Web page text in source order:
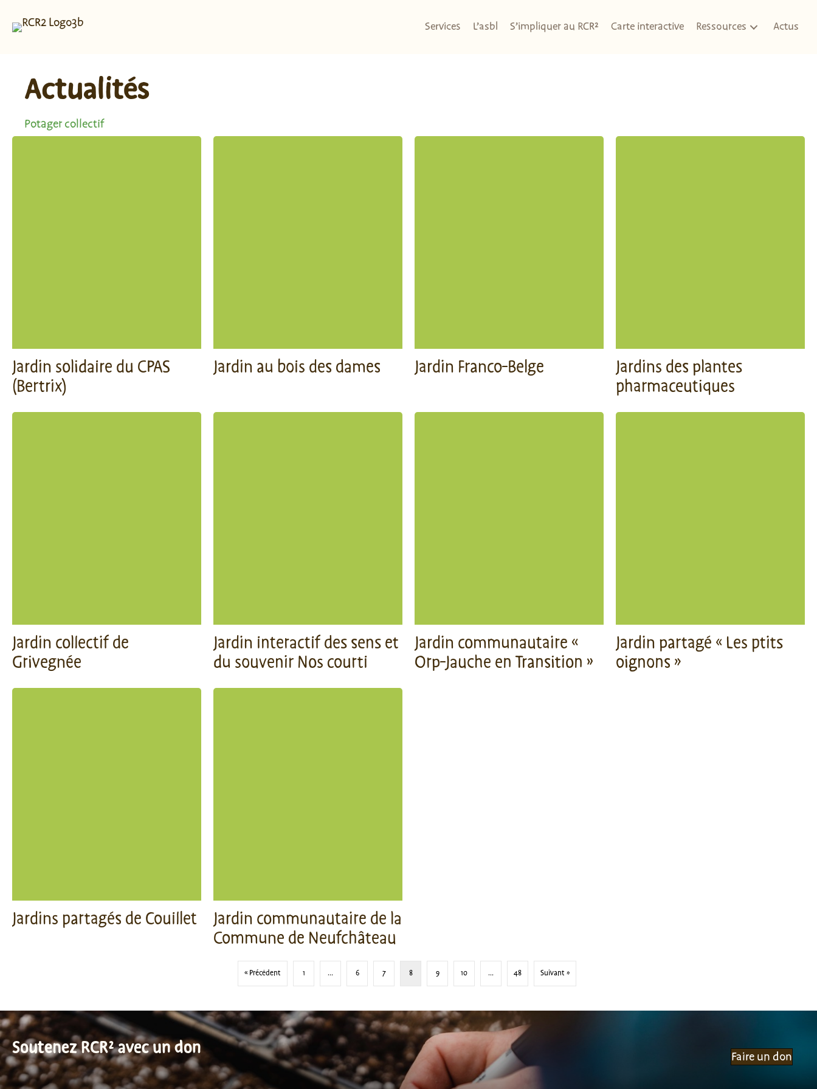
Services L’asbl S’impliquer au RCR² Carte interactive Ressources Actus
Actualités
Potager collectif
Jardin solidaire du CPAS
(Bertrix)
Jardin au bois des dames Jardin Franco-Belge
Jardins des plantes
pharmaceutiques
Jardin collectif de
Grivegnée
Jardin interactif des sens et
du souvenir Nos courti
Jardin communautaire «
Orp-Jauche en Transition »
Jardin partagé « Les ptits
oignons »
Jardins partagés de Couillet
Jardin communautaire de la
Commune de Neufchâteau
« Précédent 1 … 6 7 8 9 10 … 48 Suivant »
Soutenez RCR² avec un don Faire un don